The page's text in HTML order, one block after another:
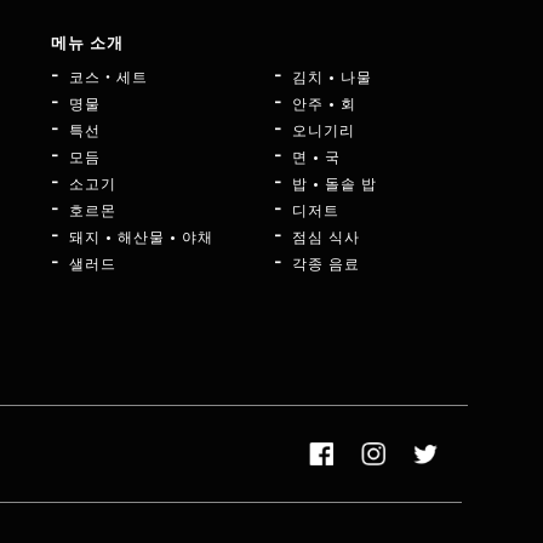
메뉴 소개
코스・세트
명물
특선
모듬
소고기
호르몬
돼지 • 해산물 • 야채
샐러드
김치 • 나물
안주 • 회
오니기리
면 • 국
밥 • 돌솥 밥
디저트
점심 식사
각종 음료